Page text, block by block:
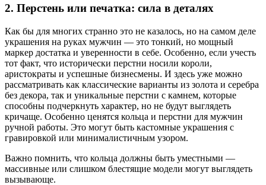
2. Перстень или печатка: сила в деталях
Как бы для многих странно это не казалось, но на самом деле
украшения на руках мужчин — это тонкий, но мощный
маркер достатка и уверенности в себе. Особенно, если учесть
тот факт, что исторически перстни носили короли,
аристократы и успешные бизнесмены. И здесь уже можно
рассматривать как классические варианты из золота и серебра
без декора, так и уникальные перстни с камнем, которые
способны подчеркнуть характер, но не будут выглядеть
кричаще. Особенно ценятся кольца и перстни для мужчин
ручной работы. Это могут быть кастомные украшения с
гравировкой или минималистичным узором.
Важно помнить, что кольца должны быть уместными —
массивные или слишком блестящие модели могут выглядеть
вызывающе.